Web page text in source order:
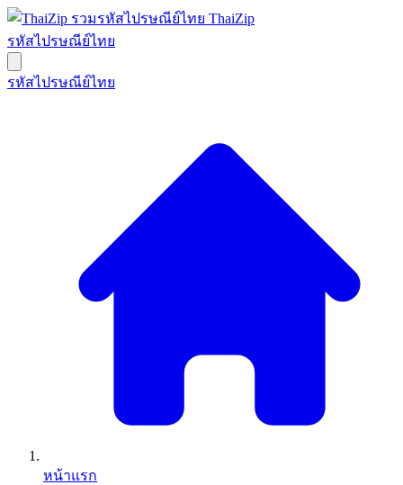
ThaiZip
รหัสไปรษณีย์ไทย
รหัสไปรษณีย์ไทย
หน้าแรก